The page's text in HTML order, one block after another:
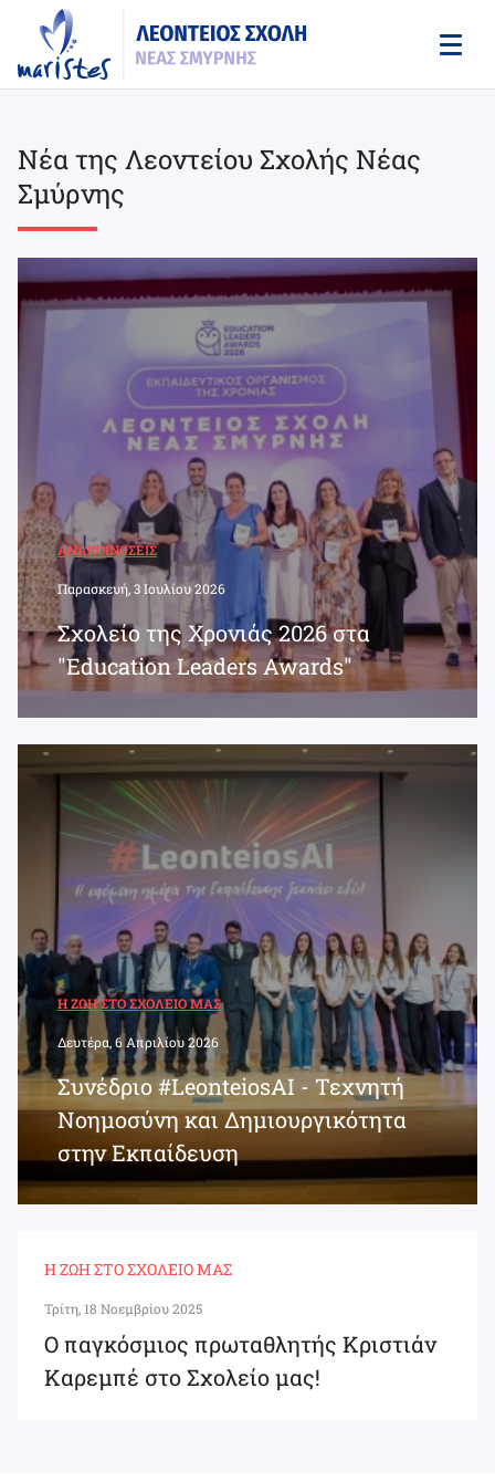
content
Νέα της Λεοντείου Σχολής Νέας
Σμύρνης
ΑΝΑΚΟΙΝΏΣΕΙΣ
Παρασκευή, 3 Ιουλίου 2026
Σχολείο της Χρονιάς 2026 στα
"Education Leaders Awards"
Η ΖΩΉ ΣΤΟ ΣΧΟΛΕΊΟ ΜΑΣ
Δευτέρα, 6 Απριλίου 2026
Συνέδριο #LeonteiosAI - Τεχνητή
Νοημοσύνη και Δημιουργικότητα
στην Εκπαίδευση
Η ΖΩΉ ΣΤΟ ΣΧΟΛΕΊΟ ΜΑΣ
Τρίτη, 18 Νοεμβρίου 2025
Ο παγκόσμιος πρωταθλητής Κριστιάν
Καρεμπέ στο Σχολείο μας!